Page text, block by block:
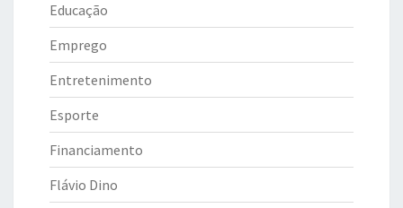
Educação
Emprego
Entretenimento
Esporte
Financiamento
Flávio Dino